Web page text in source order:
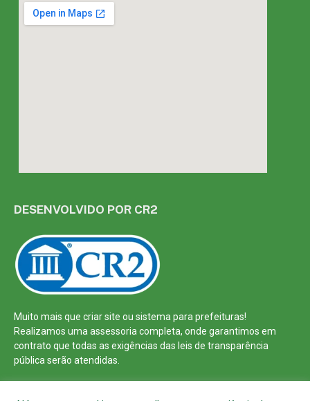
DESENVOLVIDO POR CR2
Muito mais que criar site ou sistema para prefeituras!
Realizamos umaassessoriacompleta, onde garantimos em
contrato que todas as exigências das leis de transparência
públicaserão atendidas.